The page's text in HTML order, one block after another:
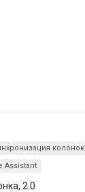
колонок
Assistant
2.0